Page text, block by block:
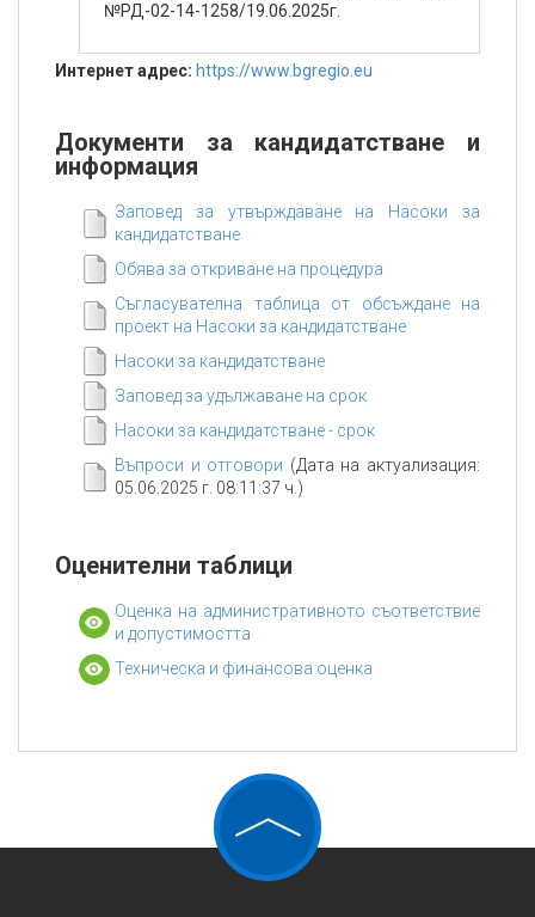
№РД-02-14-1258/19.06.2025г.
Интернет адрес: https://www.bgregio.eu
Документи за кандидатстване и
информация
Заповед за утвърждаване на Насоки за
кандидатстване
Обява за откриване на процедура
Съгласувателна таблица от обсъждане на
проект на Насоки за кандидатстване
Насоки за кандидатстване
Заповед за удължаване на срок
Насоки за кандидатстване - срок
Въпроси и отговори (Дата на актуализация:
05.06.2025 г. 08:11:37 ч.)
Оценителни таблици
Оценка на административното съответствие
и допустимостта
Техническа и финансова оценка